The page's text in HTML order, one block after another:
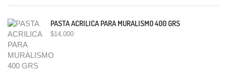
PASTA ACRILICA PARA MURALISMO 400 GRS
$14,000